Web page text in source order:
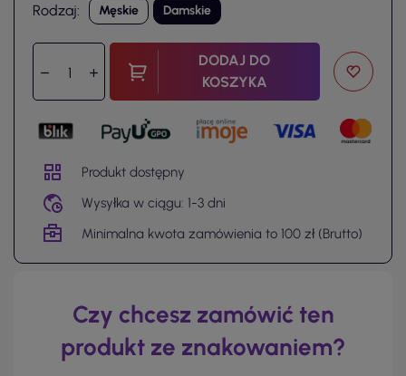
Rodzaj: Męskie Damskie
DODAJ DO
KOSZYKA
Produkt dostępny
Wysyłka w ciągu: 1-3 dni
Minimalna kwota zamówienia to 100 zł (Brutto)
Czy chcesz zamówić ten
produkt ze znakowaniem?